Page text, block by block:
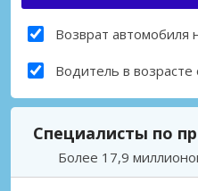
Возврат автомобиля
Водитель в
Специалисты по
Более 17,9